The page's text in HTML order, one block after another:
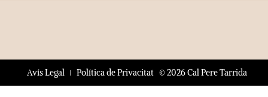
© 2026 Cal Pere Tarrida
Avís Legal Política de Privacitat